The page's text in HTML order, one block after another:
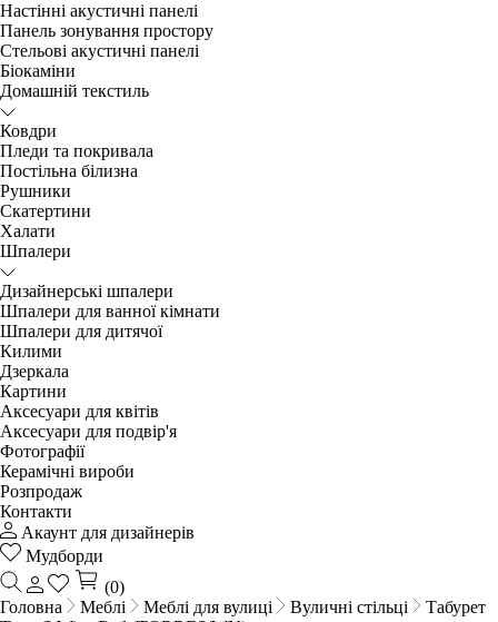
Настінні акустичні панелі
Панель зонування простору
Стельові акустичні панелі
Біокаміни
Домашній текстиль
Ковдри
Пледи та покривала
Постільна білизна
Рушники
Скатертини
Халати
Шпалери
Дизайнерські шпалери
Шпалери для ванної кімнати
Шпалери для дитячої
Килими
Дзеркала
Картини
Аксесуари для квітів
Аксесуари для подвір'я
Фотографії
Керамічні вироби
Розпродаж
Контакти
Акаунт для дизайнерів
Мудборди
(0)
Головна
Меблі Меблі для вулиці Вуличні стільці
Табурет